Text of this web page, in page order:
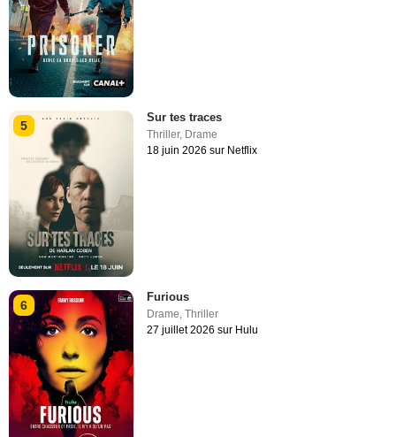
5
Sur tes traces
Thriller, Drame
18 juin 2026 sur Netflix
6
Furious
Drame,Thriller
27 juillet 2026 sur Hulu